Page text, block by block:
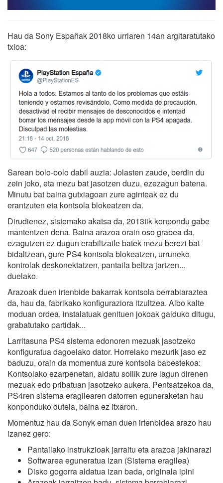
Hau da Sony Españak 2018ko urriaren 14an argitaratutako
txioa:
Sarean bolo-bolo dabil auzia: Jolasten zaude, berdin du
zein joko, eta mezu bat jasotzen duzu, ezezagun batena.
Minutu bat baina gutxiagoan zure aginteak ez du
erantzuten eta kontsola blokeatzen da.
Dirudienez, sistemako akatsa da, 2013tik konpondu gabe
mantentzen dena. Baina arazoa orain oso grabea da,
ezagutzen ez dugun erabiltzaile batek mezu berezi bat
bidaltzean, gure PS4 kontsola blokeatzen, urruneko
kontrolak deskonektatzen, pantaila beltza jartzen...
duelako.
Arazoak duen irtenbide bakarrak kontsola berrabiaraztea
da, hau da, fabrikako konfiguraziora itzultzea. Albo kalte
moduan ordea, instalatuak genituen jokoak galduko ditugu,
grabatutako partidak...
Larritasuna PS4 sistema edonoren mezuak jasotzeko
konfiguratua dagoelako dator. Horrelako mezurik jaso ez
baduzu, orain da momentua zure kontsola babestekoa:
Kontsolako ezarpenetan, aldatu soilik zure lagun direnen
mezuak edo pribatuan jasotzeko aukera. Pentsatzekoa da,
PS4ren sistema eragilearen datorren eguneraketan hau
konponduko dutela, baina ez itxaron.
Momentuz hau da Sonyk eman duen irtenbidea arazo hau
izanez gero:
Pantailako instrukzioak jarraitu eta arazoa jakinarazi
Softwarea eguneratua izan (Sistema eragilea)
Disko gogorra aldatua izan bada, originala ipini